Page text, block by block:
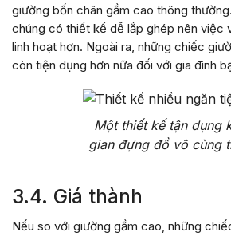
giường bốn chân gầm cao thông
chúng có thiết kế dễ lắp ghép nên việc
linh hoạt hơn. Ngoài ra, những chiếc
còn tiện dụng hơn nữa đối với gia đình
Một thiết kế tận dụng
gian đựng đồ vô cùng
3.4. Giá thành
Nếu so với giường gầm cao, những